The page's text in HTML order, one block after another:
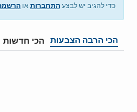
כדי להגיב יש לבצעהתחברותאו
הכי הרבה הצבעות הכי חדשות